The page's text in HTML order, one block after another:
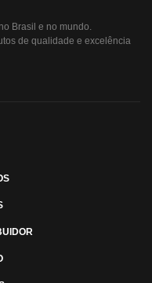
Brasil e no mundo.
de qualidade e excelência